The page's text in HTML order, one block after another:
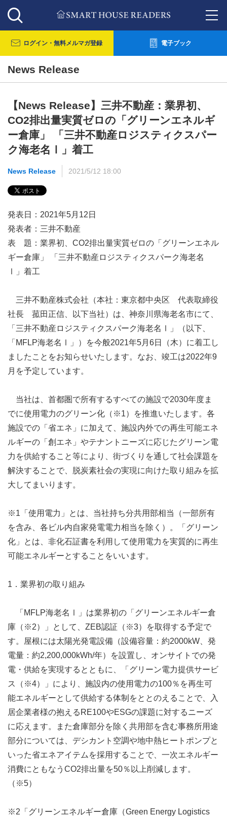
ログイン・ 無料メルマガ登録 電子ブック
News Release
【News Release】三井不動産：業界初、
CO2排出量実質ゼロの「グリーンエネルギ
ー倉庫」 「三井不動産ロジスティクスパー
ク海老名Ⅰ」着工
News Release 2021/5/12 18:00
発表日：2021年5月12日
発表者：三井不動産
表 題：業界初、CO2排出量実質ゼロの「グリーンエネル
ギー倉庫」 「三井不動産ロジスティクスパーク海老名
Ⅰ」着工
三井不動産株式会社（本社：東京都中央区 代表取締役
社長 菰田正信、以下当社）は、神奈川県海老名市にて、
「三井不動産ロジスティクスパーク海老名Ⅰ」（以下、
「MFLP海老名Ⅰ」）を今般2021年5月6日（木）に着工し
ましたことをお知らせいたします。なお、竣工は2022年9
月を予定しています。
当社は、首都圏で所有するすべての施設で2030年度ま
でに使用電力のグリーン化（※1）を推進いたします。各
施設での「省エネ」に加えて、施設内外での再生可能エネ
ルギーの「創エネ」やテナントニーズに応じたグリーン電
力を供給すること等により、街づくりを通して社会課題を
解決することで、脱炭素社会の実現に向けた取り組みを拡
大してまいります。
※1「使用電力」とは、当社持ち分共用部相当（一部所有
を含み、各ビル内自家発電電力相当を除く）。「グリーン
化」とは、非化石証書を利用して使用電力を実質的に再生
可能エネルギーとすることをいいます。
1．業界初の取り組み
「MFLP海老名Ⅰ」は業界初の「グリーンエネルギー倉
庫（※2）」として、ZEB認証（※3）を取得する予定で
す。屋根には太陽光発電設備（設備容量：約2000kW、発
電量：約2,200,000kWh/年）を設置し、オンサイトでの発
電・供給を実現するとともに、「グリーン電力提供サービ
ス（※4）」により、施設内の使用電力の100％を再生可
能エネルギーとして供給する体制をととのえることで、入
居企業者様の抱えるRE100やESGの課題に対するニーズ
に応えます。また倉庫部分を除く共用部を含む事務所用途
部分については、デシカント空調や地中熱ヒートポンプと
いった省エネアイテムを採用することで、一次エネルギー
消費にともなうCO2排出量を50％以上削減します。
（※5）
※2「グリーンエネルギー倉庫（Green Energy Logistics